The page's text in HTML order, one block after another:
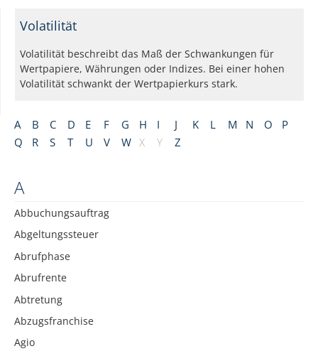
A B C D E F G H I J K L M N O
P
Q
R S T U V W X Y Z
A
Abbuchungsauftrag
Abgeltungssteuer
Abrufphase
Abrufrente
Abtretung
Abzugsfranchise
Agio
Volatilität
Volatilität beschreibt das Maß der Schwankungen für
Wertpapiere, Währungen oder Indizes. Bei einer hohen
Volatilität schwankt der Wertpapierkurs stark.